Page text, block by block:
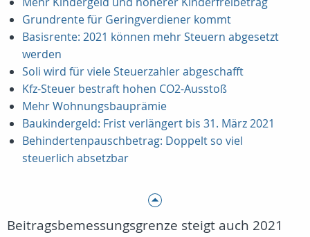
Grundrente für Geringverdiener kommt
Basisrente: 2021 können mehr Steuern abgesetzt
werden
Soli wird für viele Steuerzahler abgeschafft
Kfz-Steuer bestraft hohen CO2-Ausstoß
Mehr Wohnungsbauprämie
Baukindergeld: Frist verlängert bis 31. März 2021
Behindertenpauschbetrag: Doppelt so viel
steuerlich absetzbar
Beitragsbemessungsgrenze steigt auch 2021